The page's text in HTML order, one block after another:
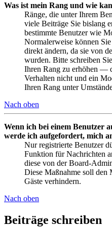
Was ist mein Rang und wie
Ränge, die unter Ihrem
viele Beiträge Sie bislang
bestimmte Benutzer wie
Normalerweise können
direkt ändern, da sie von
wurden. Bitte schreiben
Ihren Rang zu erhöhen —
Verhalten nicht und ein
Ihren Rang unter
Nach oben
Wenn ich bei einem Benutzer
werde ich aufgefordert, mich
Nur registrierte Benutzer
Funktion für Nachrichten
diese von der Board-
Diese Maßnahme soll den
Gäste verhindern.
Nach oben
Beiträge schreiben